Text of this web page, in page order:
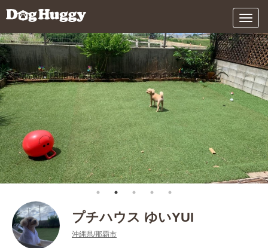
メ
ニ
ュ
ー
プチハウス ゆいYUI
沖縄県/那覇市